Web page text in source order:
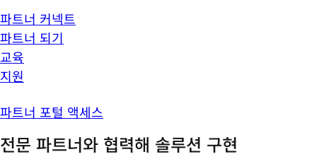
파트너 커넥트
파트너 되기
교육
지원
파트너 포털 액세스
전문 파트너와 협력해 솔루션 구현